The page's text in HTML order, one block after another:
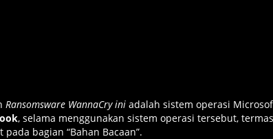
Ransomsware WannaCry ini adalah sistem operasi
, selama menggunakan sistem operasi tersebut,
bagian “Bahan Bacaan”.